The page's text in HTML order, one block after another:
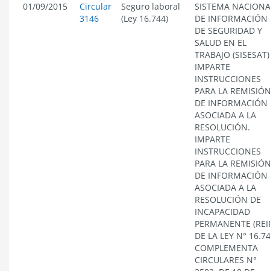
01/09/2015
Circular
3146
Seguro laboral
(Ley 16.744)
SISTEMA
DE INFORMACIÓN
DE SEGURIDAD Y
SALUD EN EL
TRABAJO
IMPARTE
INSTRUCCIONES
PARA LA
DE INFORMACIÓN
ASOCIADA A LA
RESOLUCIÓN.
IMPARTE
INSTRUCCIONES
PARA LA
DE INFORMACIÓN
ASOCIADA A LA
RESOLUCIÓN DE
INCAPACIDAD
PERMANENTE
DE LA LEY N°
COMPLEMENTA
CIRCULARES N°